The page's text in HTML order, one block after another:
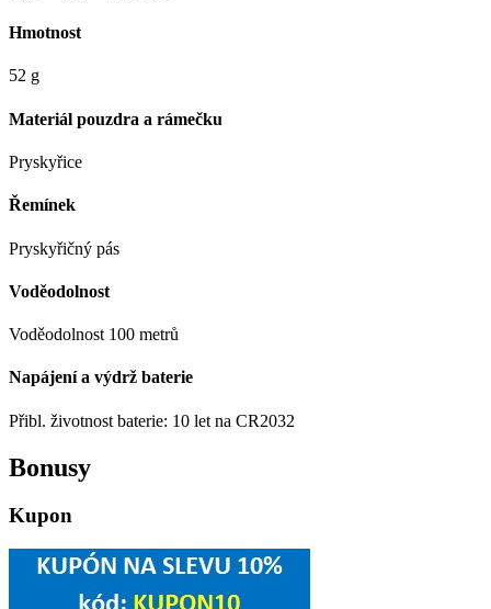
Hmotnost
52 g
Materiál pouzdra a rámečku
Pryskyřice
Řemínek
Pryskyřičný pás
Voděodolnost
Voděodolnost 100 metrů
Napájení a výdrž baterie
Přibl. životnost baterie: 10 let na CR2032
Bonusy
Kupon